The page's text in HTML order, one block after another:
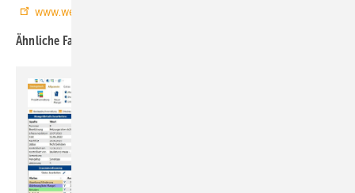
www.weise-software.de
Ähnliche Fachartikel bündelt das